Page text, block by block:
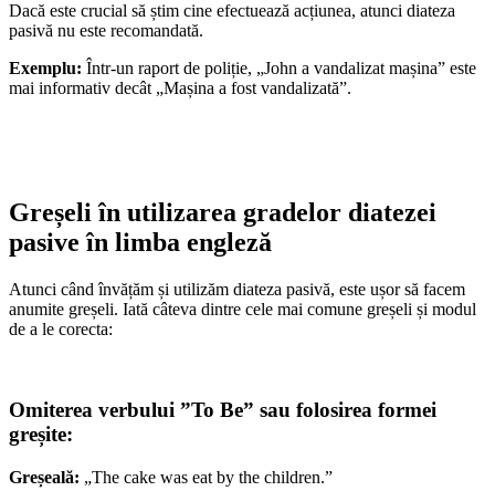
Dacă este crucial să știm cine efectuează acțiunea, atunci diateza
pasivă nu este recomandată.
Exemplu: Într-un raport de poliție, „John a vandalizat mașina” este
mai informativ decât „Mașina a fost vandalizată”.
Greșeli în utilizarea gradelor diatezei
pasive în limba engleză
Atunci când învățăm și utilizăm diateza pasivă, este ușor să facem
anumite greșeli. Iată câteva dintre cele mai comune greșeli și modul
de a le corecta:
Omiterea verbului ”To Be” sau folosirea formei
greșite:
Greșeală: „The cake was eat by the children.”